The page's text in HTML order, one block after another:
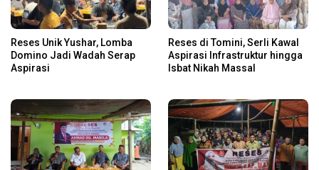
Reses Unik Yushar, Lomba
Domino Jadi Wadah Serap
Aspirasi
Reses di Tomini, Serli Kawal
Aspirasi Infrastruktur hingga
Isbat Nikah Massal